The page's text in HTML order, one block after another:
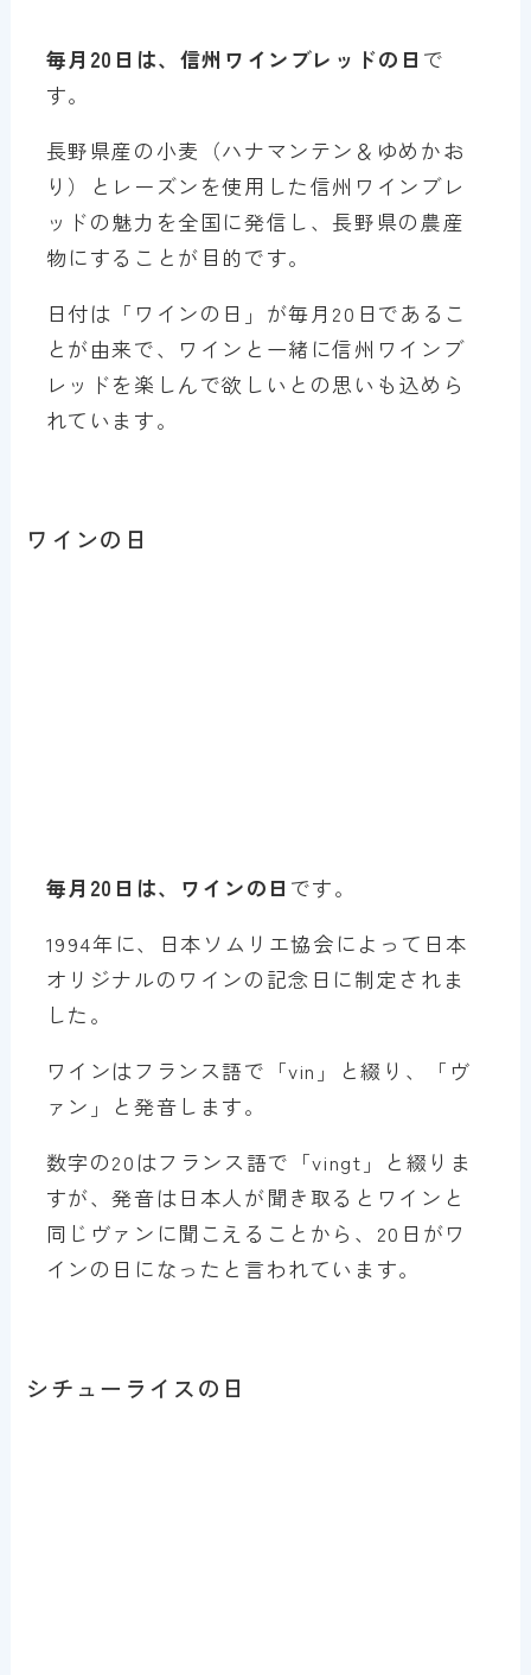
毎月20日は、信州ワインブレッドの日 で
す。
長野県産の小麦（ハナマンテン＆ゆめかお
り）とレーズンを使用した信州ワインブレ
ッドの魅力を全国に発信し、長野県の農産
物にすることが目的です。
日付は「ワインの日」が毎月20日であるこ
とが由来で、ワインと一緒に信州ワインブ
レッドを楽しんで欲しいとの思いも込めら
れています。
ワインの日
毎月20日は、ワインの日 です。
1994年に、日本ソムリエ協会によって日本
オリジナルのワインの記念日に制定されま
した。
ワインはフランス語で「vin」と綴り、「ヴ
ァン」と発音します。
数字の20はフランス語で「vingt」と綴りま
すが、発音は日本人が聞き取るとワインと
同じヴァンに聞こえることから、20日がワ
インの日になったと言われています。
シチューライスの日